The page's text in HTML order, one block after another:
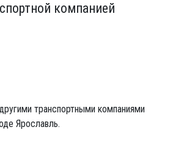
компанией
транспортными компаниями
Ярославль.